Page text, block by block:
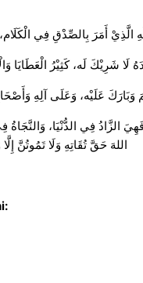
الَّذِيْ أَمَرَ بِالصِّدْقِ فِي
لَا شَرِيْكَ لَه، كَثِيْرُ
عَلَيْه، وَعَلَى آلِهِ
الزَّادُ فِي الدُّنْيَا، وَالنَّجَاةُ
اللهَ حَقَّ تُقَاتِهِ وَلَا تَمُوتُنَّ